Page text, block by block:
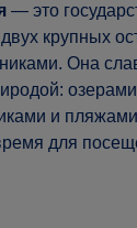
— это
крупных
Она
и
для